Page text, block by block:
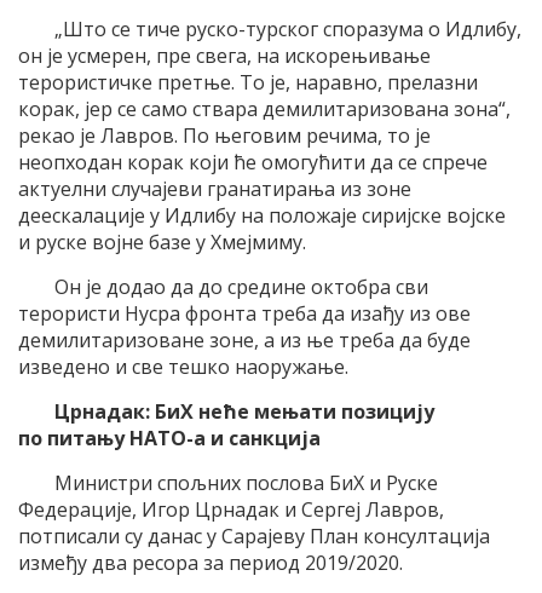
„Што се тиче руско-турског споразума о Идлибу,
он је усмерен, пре свега, на искорењивање
терористичке претње. То је, наравно, прелазни
корак, јер се само ствара демилитаризована зона“,
рекао је Лавров. По његовим речима, то је
неопходан корак који ће омогућити да се спрече
актуелни случајеви гранатирања из зоне
деескалације у Идлибу на положаје сиријске војске
и руске војне базе у Хмејмиму.
Он је додао да до средине октобра сви
терористи Нусра фронта треба да изађу из ове
демилитаризоване зоне, а из ње треба да буде
изведено и све тешко наоружање.
Црнадак: БиХ неће мењати позицију
по питању НАТО-а и санкција
Министри спољних послова БиХ и Руске
Федерације, Игор Црнадак и Сергеј Лавров,
потписали су данас у Сарајеву План консултација
између два ресора за период 2019/2020.